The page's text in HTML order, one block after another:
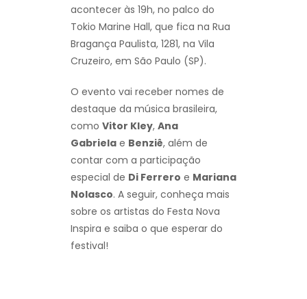
acontecer às 19h, no palco do
Tokio Marine Hall, que fica na Rua
Bragança Paulista, 1281, na Vila
Cruzeiro, em São Paulo (SP).
O evento vai receber nomes de
destaque da música brasileira,
como Vitor Kley, Ana
Gabriela e Benziê, além de
contar com a participação
especial de Di Ferrero e Mariana
Nolasco. A seguir, conheça mais
sobre os artistas do Festa Nova
Inspira e saiba o que esperar do
festival!